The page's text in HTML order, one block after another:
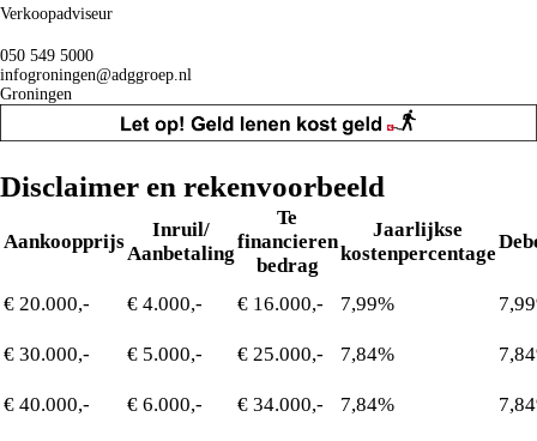
Verkoopadviseur
050 549 5000
infogroningen@adggroep.nl
Groningen
Disclaimer en rekenvoorbeeld
Aankoopprijs
Inruil/
Aanbetaling
Te
financieren
bedrag
Jaarlijkse
kostenpercentage
€ 20.000,- € 4.000,- € 16.000,- 7,99%
€ 30.000,- € 5.000,- € 25.000,- 7,84%
€ 40.000,- € 6.000,- € 34.000,- 7,84%